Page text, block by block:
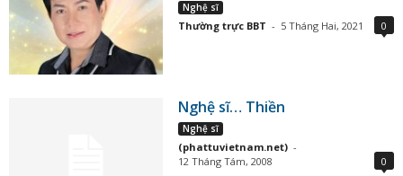
Nghệ sĩ
Thường trực BBT - 5 Tháng Hai, 2021 0
Nghệ sĩ… Thiền
Nghệ sĩ
(phattuvietnam.net) -
12 Tháng Tám, 2008
0